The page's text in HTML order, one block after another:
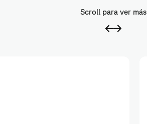
Scroll para ver más